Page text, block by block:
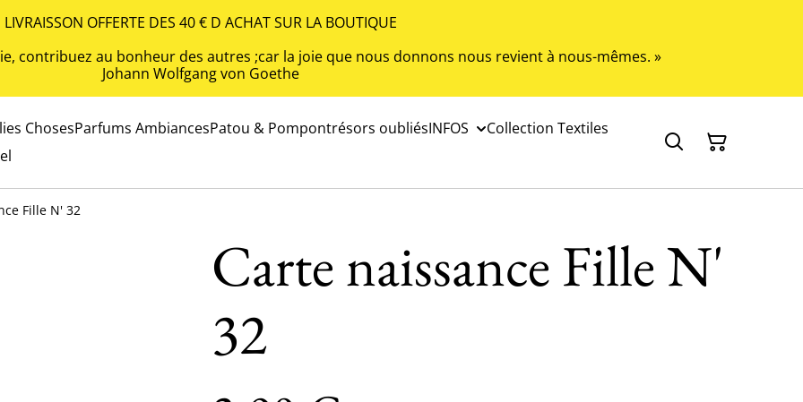
LIVRAISSON OFFERTE DES 40 € D ACHAT SUR LA BOUTIQUE
contribuez au bonheur des autres ;car la joie que nous donnons nous revient à nous-mêmes. »
Johann Wolfgang von Goethe
ChosesParfums AmbiancesPatou & Pompontrésors oubliésINFOS
Collection Textiles
Fille N' 32
Carte naissance Fille N'
32